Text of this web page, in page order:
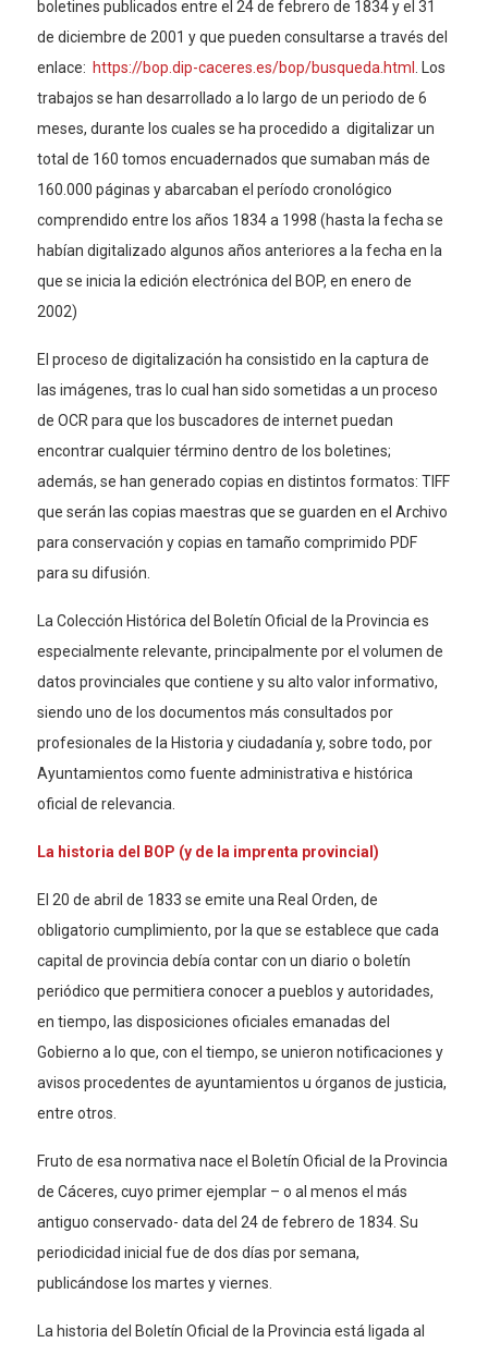
boletines publicados entre el 24 de febrero de 1834 y el 31
de diciembre de 2001 y que pueden consultarse a través del
enlace: https://bop.dip-caceres.es/bop/busqueda.html . Los
trabajos se han desarrollado a lo largo de un periodo de 6
meses, durante los cuales se ha procedido a digitalizar un
total de 160 tomos encuadernados que sumaban más de
160.000 páginas y abarcaban el período cronológico
comprendido entre los años 1834 a 1998 (hasta la fecha se
habían digitalizado algunos años anteriores a la fecha en la
que se inicia la edición electrónica del BOP, en enero de
2002)
El proceso de digitalización ha consistido en la captura de
las imágenes, tras lo cual han sido sometidas a un proceso
de OCR para que los buscadores de internet puedan
encontrar cualquier término dentro de los boletines;
además, se han generado copias en distintos formatos: TIFF
que serán las copias maestras que se guarden en el Archivo
para conservación y copias en tamaño comprimido PDF
para su difusión.
La Colección Histórica del Boletín Oficial de la Provincia es
especialmente relevante, principalmente por el volumen de
datos provinciales que contiene y su alto valor informativo,
siendo uno de los documentos más consultados por
profesionales de la Historia y ciudadanía y, sobre todo, por
Ayuntamientos como fuente administrativa e histórica
oficial de relevancia.
La historia del BOP (y de la imprenta provincial)
El 20 de abril de 1833 se emite una Real Orden, de
obligatorio cumplimiento, por la que se establece que cada
capital de provincia debía contar con un diario o boletín
periódico que permitiera conocer a pueblos y autoridades,
en tiempo, las disposiciones oficiales emanadas del
Gobierno a lo que, con el tiempo, se unieron notificaciones y
avisos procedentes de ayuntamientos u órganos de justicia,
entre otros.
Fruto de esa normativa nace el Boletín Oficial de la Provincia
de Cáceres, cuyo primer ejemplar – o al menos el más
antiguo conservado- data del 24 de febrero de 1834. Su
periodicidad inicial fue de dos días por semana,
publicándose los martes y viernes.
La historia del Boletín Oficial de la Provincia está ligada al